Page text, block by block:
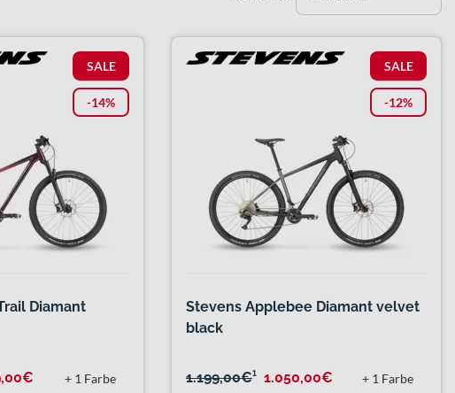
SALE
-14%
Diamant
+ 1 Farbe
SALE
-12%
Stevens Applebee Diamant velvet
black
1.199,00€¹ 1.050,00€ + 1 Farbe